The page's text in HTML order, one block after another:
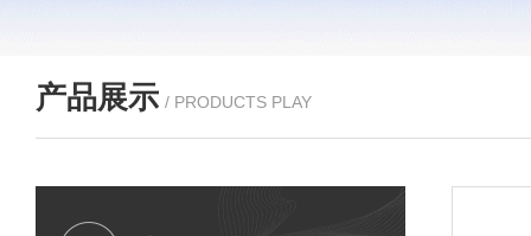
产品展示 / PRODUCTS PLAY